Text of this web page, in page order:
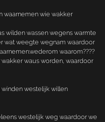
waarnemen wie wakker
wilden wassen wegens warmte
wat weegte wegnam waardoor
waarom????
waus worden, waardoor
westelijk willen
westelijk weg waardoor we